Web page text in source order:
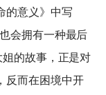
的意义》中写
会拥有一种最后
的故事，正是对
反而在困境中开